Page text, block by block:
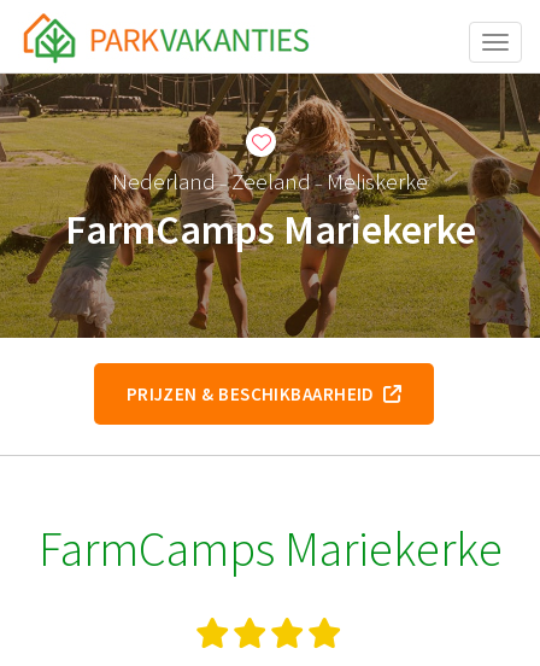
Nederland–Zeeland–Meliskerke
FarmCamps Mariekerke
PRIJZEN & BESCHIKBAARHEID
FarmCamps Mariekerke